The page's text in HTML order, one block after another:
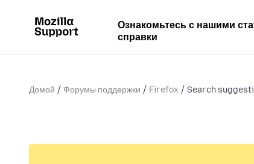
Ознакомьтесь с нашими
справки
Домой Форумы поддержки Firefox Search